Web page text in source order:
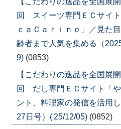
回 スイーツ専門ＥＣサイ
ｃａＣａｒｉｎｏ」／見た
齢者まで人気を集める（
9) (0853)
【こだわりの逸品を全国展
回 だし専門ＥＣサイト「
ント、料理家の発信を活用
27日号）('25/12/05) (0852)